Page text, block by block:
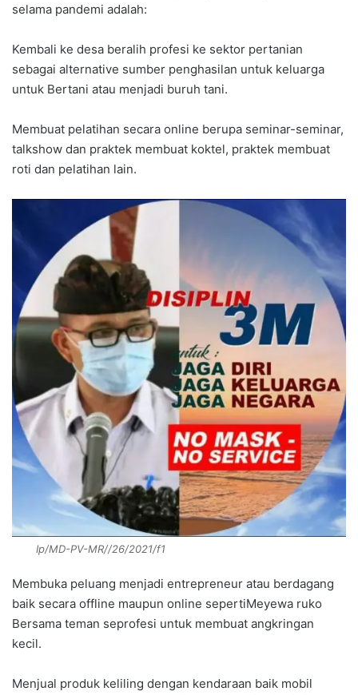
selama pandemi adalah:
Kembali ke desa beralih profesi ke sektor pertanian
sebagai alternative sumber penghasilan untuk keluarga
untuk Bertani atau menjadi buruh tani.
Membuat pelatihan secara online berupa seminar-seminar,
talkshow dan praktek membuat koktel, praktek membuat
roti dan pelatihan lain.
Ip/MD-PV-MR//26/2021/f1
Membuka peluang menjadi entrepreneur atau berdagang
baik secara offline maupun online sepertiMeyewa ruko
Bersama teman seprofesi untuk membuat angkringan
kecil.
Menjual produk keliling dengan kendaraan baik mobil